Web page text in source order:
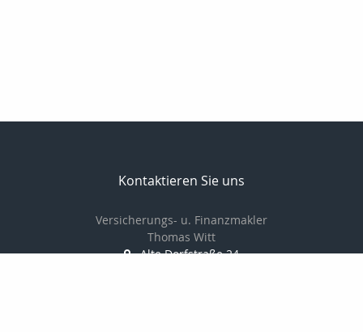
Kontaktieren Sie uns
Versicherungs- u. Finanzmakler
Thomas Witt
Alte Dorfstraße 24